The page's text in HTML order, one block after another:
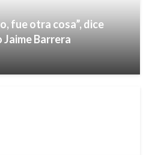
fue otra cosa”, dice
Barrera